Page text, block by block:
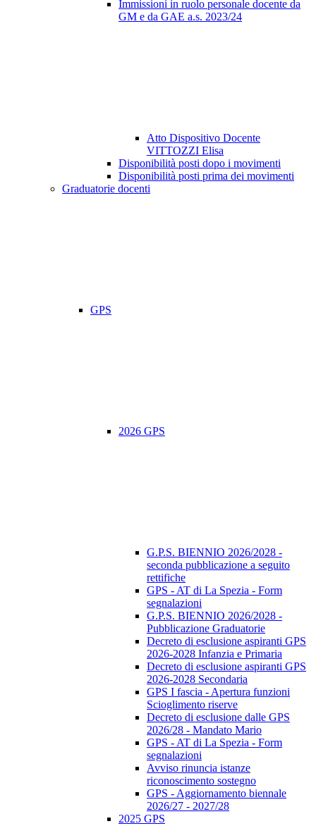
Immissioni in ruolo personale docente da
GM e da GAE a.s. 2023/24
Atto Dispositivo Docente
VITTOZZI Elisa
Disponibilità posti dopo i movimenti
Disponibilità posti prima dei movimenti
Graduatorie docenti
GPS
2026 GPS
G.P.S. BIENNIO 2026/2028 -
seconda pubblicazione a seguito
rettifiche
GPS - AT di La Spezia - Form
segnalazioni
G.P.S. BIENNIO 2026/2028 -
Pubblicazione Graduatorie
Decreto di esclusione aspiranti GPS
2026-2028 Infanzia e Primaria
Decreto di esclusione aspiranti GPS
2026-2028 Secondaria
GPS I fascia - Apertura funzioni
Scioglimento riserve
Decreto di esclusione dalle GPS
2026/28 - Mandato Mario
GPS - AT di La Spezia - Form
segnalazioni
Avviso rinuncia istanze
riconoscimento sostegno
GPS - Aggiornamento biennale
2026/27 - 2027/28
2025 GPS